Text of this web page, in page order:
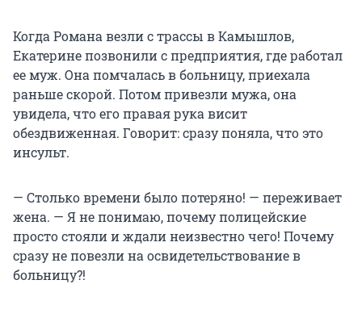
Когда Романа везли с трассы в Камышлов,
Екатерине позвонили с предприятия, где работал
ее муж. Она помчалась в больницу, приехала
раньше скорой. Потом привезли мужа, она
увидела, что его правая рука висит
обездвиженная. Говорит: сразу поняла, что это
инсульт.
— Столько времени было потеряно! — переживает
жена. — Я не понимаю, почему полицейские
просто стояли и ждали неизвестно чего! Почему
сразу не повезли на освидетельствование в
больницу?!